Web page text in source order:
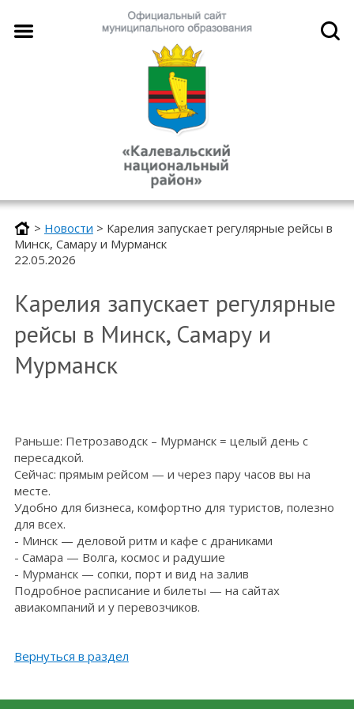
> Новости > Карелия запускает регулярные рейсы в
Минск, Самару и Мурманск
22.05.2026
Карелия запускает регулярные
рейсы в Минск, Самару и
Мурманск
Раньше: Петрозаводск – Мурманск = целый день с
пересадкой.
Сейчас: прямым рейсом — и через пару часов вы на
месте.
Удобно для бизнеса, комфортно для туристов, полезно
для всех.
- Минск — деловой ритм и кафе с драниками
- Самара — Волга, космос и радушие
- Мурманск — сопки, порт и вид на залив
Подробное расписание и билеты — на сайтах
авиакомпаний и у перевозчиков.
Вернуться в раздел